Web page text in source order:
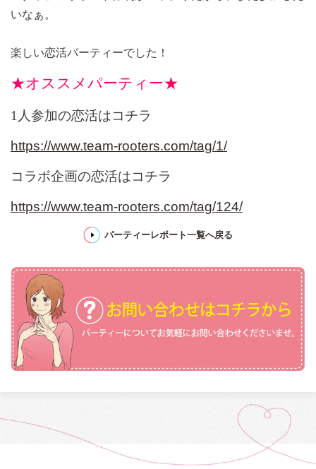
いなぁ。
楽しい恋活パーティーでした！
★オススメパーティー★
1人参加の恋活はコチラ
https://www.team-rooters.com/tag/1/
コラボ企画の恋活はコチラ
https://www.team-rooters.com/tag/124/
パーティーレポート一覧へ戻る